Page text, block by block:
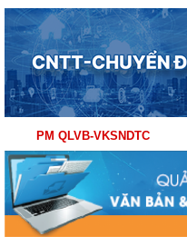
PM QLVB-VKSNDTC